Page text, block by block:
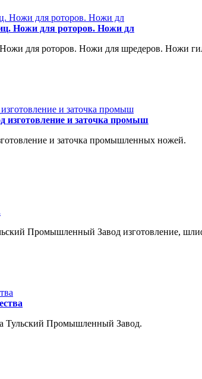
Ножи для роторов. Ножи дл
для роторов. Ножи для шредеров. Ножи
и заточка промыш
и заточка промышленных ножей.
Промышленный Завод изготовление,
Тульский Промышленный Завод.